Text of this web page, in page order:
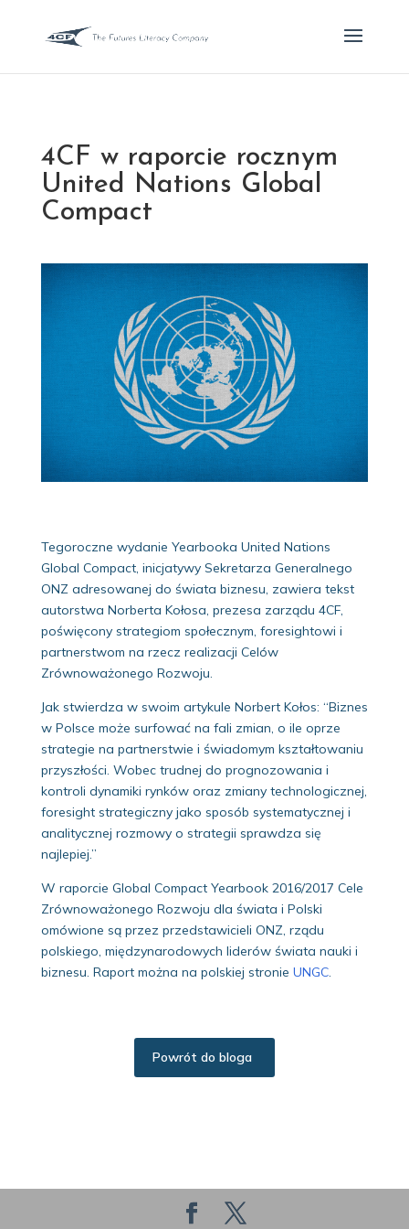
4CF w raporcie rocznym
United Nations Global
Compact
Tegoroczne wydanie Yearbooka United Nations
Global Compact, inicjatywy Sekretarza Generalnego
ONZ adresowanej do świata biznesu, zawiera tekst
autorstwa Norberta Kołosa, prezesa zarządu 4CF,
poświęcony strategiom społecznym, foresightowi i
partnerstwom na rzecz realizacji Celów
Zrównoważonego Rozwoju.
Jak stwierdza w swoim artykule Norbert Kołos: “Biznes
w Polsce może surfować na fali zmian, o ile oprze
strategie na partnerstwie i świadomym kształtowaniu
przyszłości. Wobec trudnej do prognozowania i
kontroli dynamiki rynków oraz zmiany technologicznej,
foresight strategiczny jako sposób systematycznej i
analitycznej rozmowy o strategii sprawdza się
najlepiej.”
W raporcie Global Compact Yearbook 2016/2017 Cele
Zrównoważonego Rozwoju dla świata i Polski
omówione są przez przedstawicieli ONZ, rządu
polskiego, międzynarodowych liderów świata nauki i
biznesu. Raport można na polskiej stronie UNGC.
Powrót do bloga